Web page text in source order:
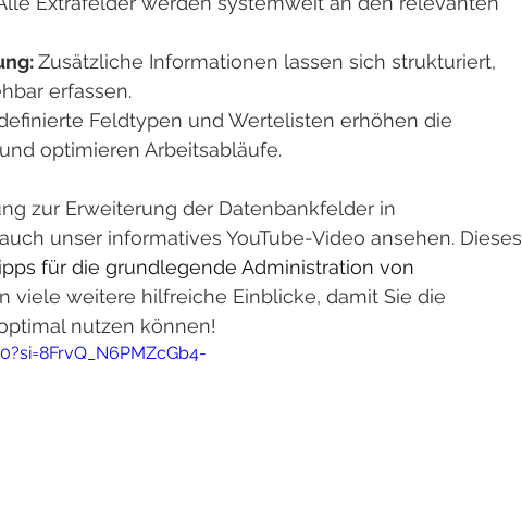
Zusätzliche Informationen lassen sich strukturiert,
erfassen.
Feldtypen und Wertelisten erhöhen die
optimieren Arbeitsabläufe.
zur Erweiterung der Datenbankfelder in
unser informatives YouTube-Video ansehen. Dieses
für die grundlegende Administration von
viele weitere hilfreiche Einblicke, damit Sie die
nutzen können!